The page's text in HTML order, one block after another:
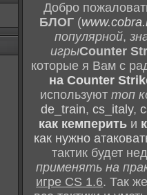
Добро
БЛОГ(
популярной,
игрыCounter
которые я Вам с
на Counter
используют топ
de_train, cs_italy,
как кемперить и
как нужно
тактик будет
применять на
игре CS 1.6. Так